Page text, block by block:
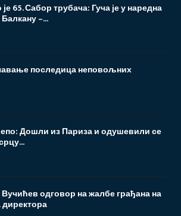
65. Сабор трубача: Гуча је у наредна
–...
последица неповољних
Дошли из Париза и одушевили се
одговор на жалбе грађана на